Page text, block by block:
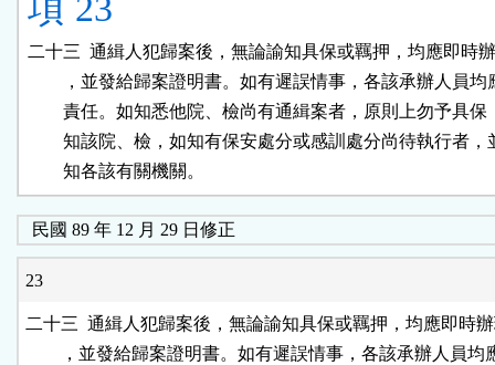
項 23
二十三  通緝人犯歸案後，無論諭知具保或羈押，均應即時
，並發給歸案證明書。如有遲誤情事，各該承辦人員
責任。如知悉他院、檢尚有通緝案者，原則上勿予具
知該院、檢，如知有保安處分或感訓處分尚待執行者
民國 89 年 12 月 29 日修正
23
二十三  通緝人犯歸案後，無論諭知具保或羈押，均應即時
，並發給歸案證明書。如有遲誤情事，各該承辦人員均